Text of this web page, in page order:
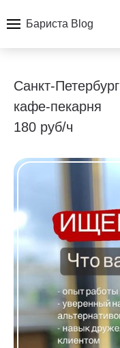
Бариста Blog
Санкт-Петербург
кафе-пекарня
180 руб/ч